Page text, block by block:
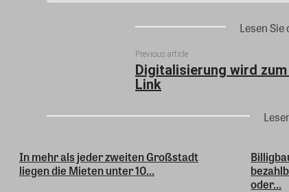
Lesen
Previous article
Digitalisierung wird
Link
In mehr als jeder zweiten Großstadt
liegen die Mieten unter 10...
oder...